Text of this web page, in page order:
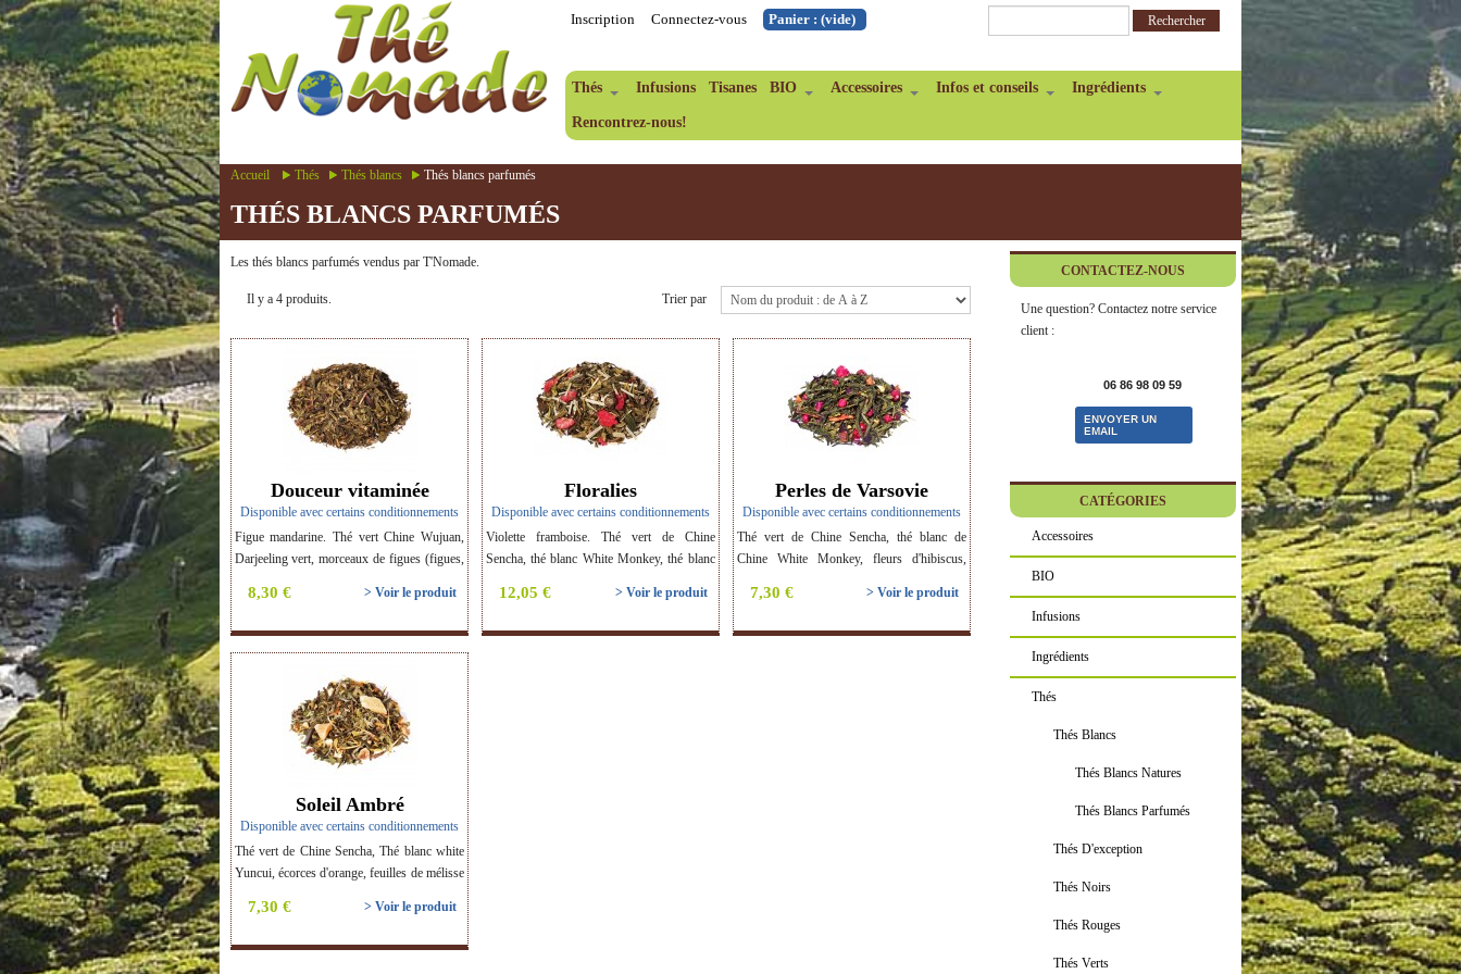
Inscription Connectez-vous Panier :(vide)
Thés Infusions Tisanes BIO Accessoires Infos et conseils Ingrédients
Rencontrez-nous!
Accueil Thés Thés blancs Thés blancs parfumés
THÉS BLANCS PARFUMÉS
Les thés blancs parfumés vendus par T'Nomade.
Il y a 4 produits. Trier par
Douceur vitaminée
Disponible avec certains conditionnements
Figue mandarine. Thé vert Chine Wujuan,
Darjeeling vert, morceaux de figues (figues,
poudre d'acérola, herbe de tulsi, baies
8,30 € > Voir le produit
Floralies
Disponible avec certains conditionnements
Violette framboise. Thé vert de Chine
Sencha, thé blanc White Monkey, thé blanc
Thé BIO.
12,05 € > Voir le produit
Perles de Varsovie
Disponible avec certains conditionnements
Thé vert de Chine Sencha, thé blanc de
Chine White Monkey, fleurs d'hibiscus,
poivre rose, groseille. Saveur : Pomme
7,30 € > Voir le produit
Soleil Ambré
Disponible avec certains conditionnements
Thé vert de Chine Sencha, Thé blanc white
Yuncui, écorces d'orange, feuilles de mélisse
Dragon Pearls de Chine, morceaux de
7,30 € > Voir le produit
CONTACTEZ-NOUS
Une question? Contactez notre service
client :
06 86 98 09 59
ENVOYER UN
EMAIL
CATÉGORIES
Accessoires
BIO
Infusions
Ingrédients
Thés
Thés Blancs
Thés Blancs Natures
Thés Blancs Parfumés
Thés D'exception
Thés Noirs
Thés Rouges
Thés Verts